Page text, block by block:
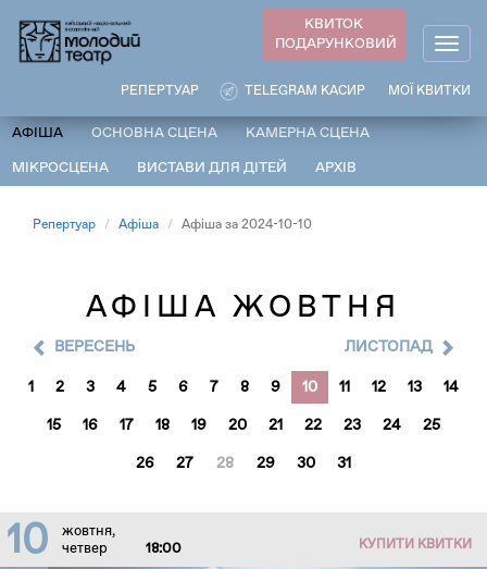
основного
КВИТОК
ПОДАРУНКОВИЙ
МОЇ КВИТКИ
TELEGRAM КАСИР
РЕПЕРТУАР
АФІША ОСНОВНА СЦЕНА КАМЕРНА СЦЕНА
МІКРОСЦЕНА ВИСТАВИ ДЛЯ ДІТЕЙ АРХІВ
Репертуар Афіша Афіша за 2024-10-10
АФІША ЖОВТНЯ
ВЕРЕСЕНЬ
1 2 3 4 5 6 7 8 9 10 11 12 13 14
15 16 17 18 19 20 21 22 23 24 25
26 27 28 29 30 31
ЛИСТОПАД
10
жовтня,
четвер
18:00 КУПИТИ КВИТКИ